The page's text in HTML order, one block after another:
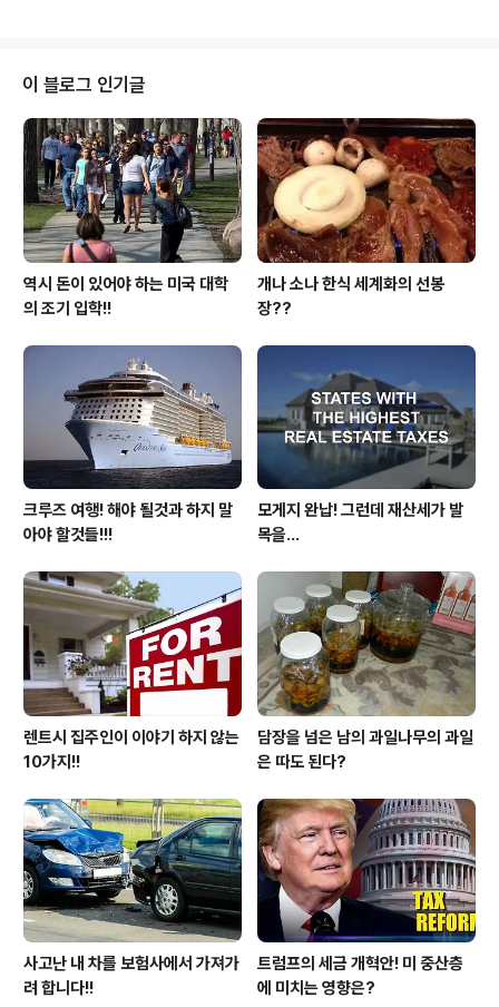
등을 낳게하는 그런 대상으로 변한 겁니다. 광우병이 걸린
소고기 라고 한동안 한국에서 배척을 받았었습니다 그런
소고기를 먹는 한인들을 불쌍한 눈초리로 쳐다 보기도 했
었습니다. 수입이 되더라도 냉대를 받았던 미국산 쇠고기!!
그 정점에는 LA 갈비가 있었던 겁니다. 이때 식당마다 한
우만 취급합니다..
이 블로그 인기글
역시 돈이 있어야 하는 미국 대학
의 조기 입학!!
개나 소나 한식 세계화의 선봉
장??
크루즈 여행! 해야 될것과 하지 말
아야 할것들!!!
모게지 완납! 그런데 재산세가 발
목을...
렌트시 집주인이 이야기 하지 않는
10가지!!
담장을 넘은 남의 과일나무의 과일
은 따도 된다?
사고난 내 차를 보험사에서 가져가
려 합니다!!
트럼프의 세금 개혁안! 미 중산층
에 미치는 영향은?